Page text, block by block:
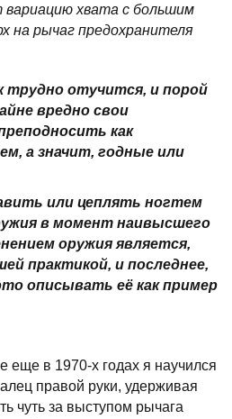
хвата с большим
на рычаг предохранителя
отучится, и порой
вредно свои
как
а значит, годные или
или цеплять ногтем
в момент наивысшего
оружия является,
практикой, и последнее,
описывать её как пример
еще в 1970-х годах я научился
правой руки, удерживая
чуть за выступом рычага